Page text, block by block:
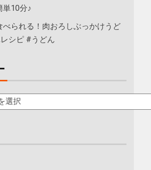
単10分♪
べられる！肉おろしぶっかけうど
シピ #うどん